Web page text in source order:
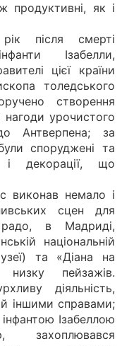
продуктивні, як і
після смерті
Ізабелли,
цієї країни
толедського
створення
нагоди урочистого
Антверпена; за
споруджені та
і декорації, що
виконав немало і
сцен для
в Мадриді,
національній
та «Діана на
пейзажів.
діяльність,
іншими справами;
Ізабеллою